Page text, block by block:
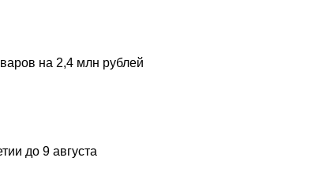
на 2,4 млн рублей
до 9 августа